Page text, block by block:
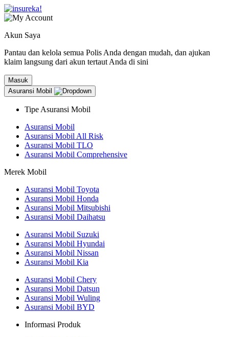
Akun Saya
Pantau dan kelola semua Polis Anda dengan mudah, dan ajukan
klaim langsung dari akun tertaut Anda di sini
Masuk
Asuransi Mobil
Tipe Asuransi Mobil
Asuransi Mobil
Asuransi Mobil All Risk
Asuransi Mobil TLO
Asuransi Mobil Comprehensive
Merek Mobil
Asuransi Mobil Toyota
Asuransi Mobil Honda
Asuransi Mobil Mitsubishi
Asuransi Mobil Daihatsu
Asuransi Mobil Suzuki
Asuransi Mobil Hyundai
Asuransi Mobil Nissan
Asuransi Mobil Kia
Asuransi Mobil Chery
Asuransi Mobil Datsun
Asuransi Mobil Wuling
Asuransi Mobil BYD
Informasi Produk